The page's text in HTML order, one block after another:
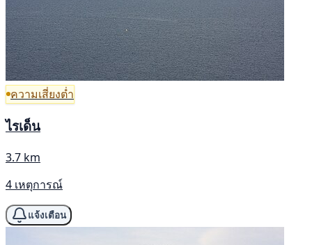
ความเสี่ยงต่ำ
ไรเด็น
3.7 km
4 เหตุการณ์
แจ้งเตือน